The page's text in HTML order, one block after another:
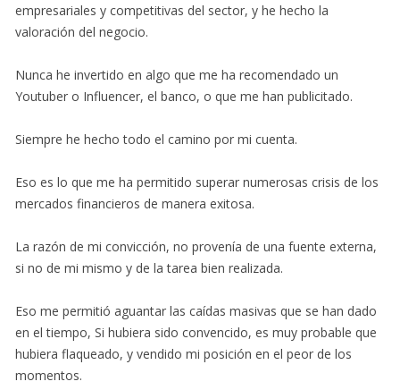
empresariales y competitivas del sector, y he hecho la
valoración del negocio.
Nunca he invertido en algo que me ha recomendado un
Youtuber o Influencer, el banco, o que me han publicitado.
Siempre he hecho todo el camino por mi cuenta.
Eso es lo que me ha permitido superar numerosas crisis de los
mercados financieros de manera exitosa.
La razón de mi convicción, no provenía de una fuente externa,
si no de mi mismo y de la tarea bien realizada.
Eso me permitió aguantar las caídas masivas que se han dado
en el tiempo, Si hubiera sido convencido, es muy probable que
hubiera flaqueado, y vendido mi posición en el peor de los
momentos.